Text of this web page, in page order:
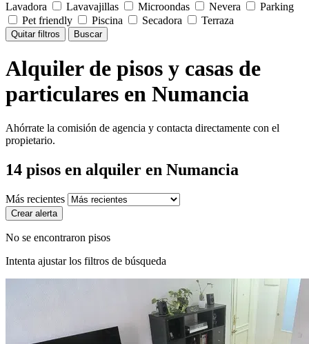
Lavadora
Lavavajillas Microondas Nevera
Parking
Pet friendly
Piscina Secadora Terraza
Quitar filtros Buscar
Alquiler de pisos y casas de
particulares en Numancia
Ahórrate la comisión de agencia y contacta directamente con el
propietario.
14 pisos en alquiler en Numancia
Más recientes
Crear alerta
No se encontraron pisos
Intenta ajustar los filtros de búsqueda